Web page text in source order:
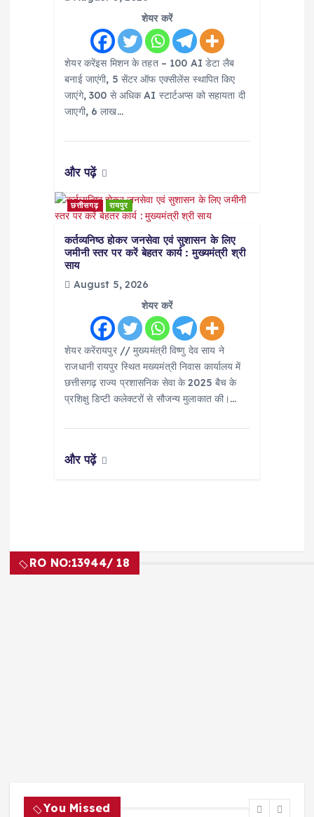
शेयर करें
शेयर करेंइस मिशन के तहत – 100 AI डेटा लैब
बनाई जाएंगी, 5 सेंटर ऑफ एक्सीलेंस स्थापित किए
जाएंगे, 300 से अधिक AI स्टार्टअप्स को सहायता दी
जाएगी, 6 लाख…
और पढ़ें
छत्तीसगढ़ रायपुर
कर्तव्यनिष्ठ होकर जनसेवा एवं सुशासन के लिए
जमीनी स्तर पर करें बेहतर कार्य : मुख्यमंत्री श्री
साय
August 5, 2026
शेयर करें
शेयर करेंरायपुर // मुख्यमंत्री विष्णु देव साय ने
राजधानी रायपुर स्थित मख्यमंत्री निवास कार्यालय में
छत्तीसगढ़ राज्य प्रशासनिक सेवा के 2025 बैच के
प्रशिक्षु डिप्टी कलेक्टरों से सौजन्य मुलाकात की।…
और पढ़ें
RO NO:13944/ 18
You Missed